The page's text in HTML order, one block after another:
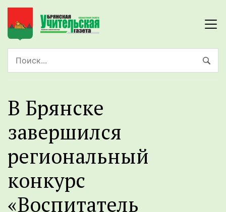
В Брянске
завершился
региональный
конкурс
«Воспитатель